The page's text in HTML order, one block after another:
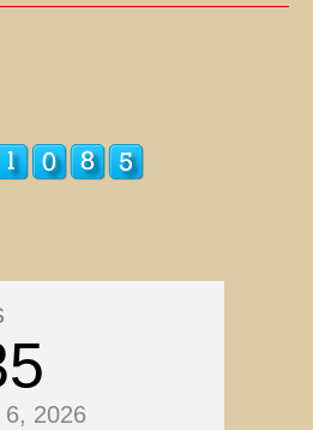
6, 2026